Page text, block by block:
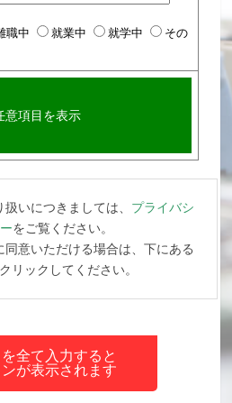
職中 就業中 就学中
その
意項目を表示
いにつきましては、 プライバシ
をご覧ください。
意いただける場合は、下にある
リックしてください。
全て入力すると
が表示されます